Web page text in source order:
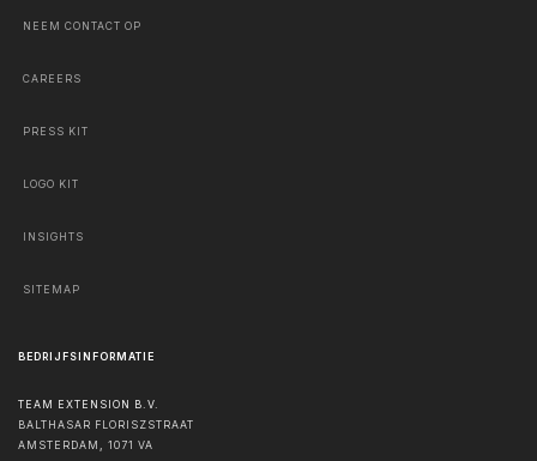
NEEM CONTACT OP
CAREERS
PRESS KIT
LOGO KIT
INSIGHTS
SITEMAP
BEDRIJFSINFORMATIE
TEAM EXTENSION B.V.
BALTHASAR FLORISZSTRAAT
AMSTERDAM
1071 VA